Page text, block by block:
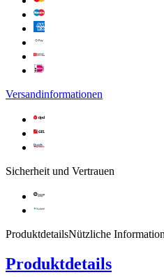
Versandinformationen
Sicherheit und Vertrauen
Produktdetails
Produktdetails
Nützliche